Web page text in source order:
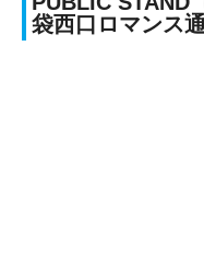
袋西口ロマンス